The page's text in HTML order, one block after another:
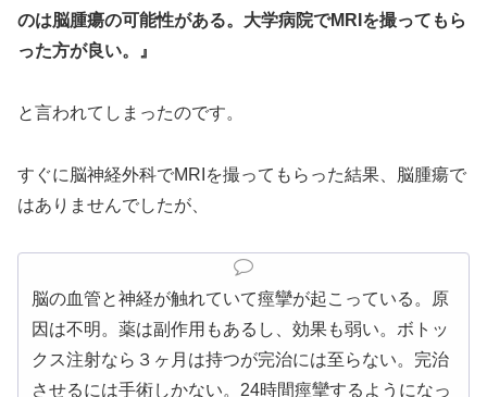
のは脳腫瘍の可能性がある。大学病院でMRIを撮ってもら
った方が良い。』
と言われてしまったのです。
すぐに脳神経外科でMRIを撮ってもらった結果、脳腫瘍で
はありませんでしたが、
脳の血管と神経が触れていて痙攣が起こっている。原
因は不明。薬は副作用もあるし、効果も弱い。ボトッ
クス注射なら３ヶ月は持つが完治には至らない。完治
させるには手術しかない。24時間痙攣するようになっ